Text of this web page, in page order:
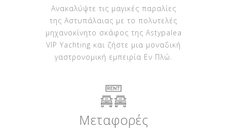
Ανακαλύψτε τις μαγικές παραλίες
της Αστυπάλαιας με το πολυτελές
μηχανοκίνητο σκάφος της Astypalea
VIP Yachting και ζήστε μια μοναδική
γαστρονομική εμπειρία Εν Πλώ.
Μεταφορές